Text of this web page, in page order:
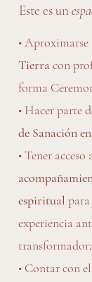
Este es un
• Aproximarse
Tierracon
forma
• Hacer parte
de Sanación
• Tener
espiritual
experiencia
• Contar con